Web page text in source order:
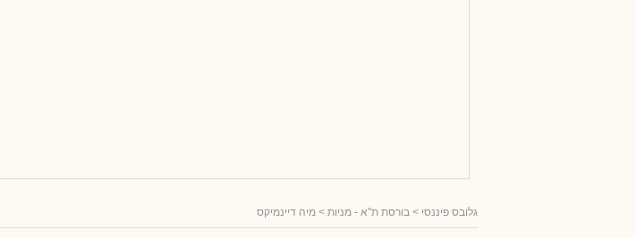
גלובס פיננסי > בורסת ת"א - מניות > מיה דיינמיקס